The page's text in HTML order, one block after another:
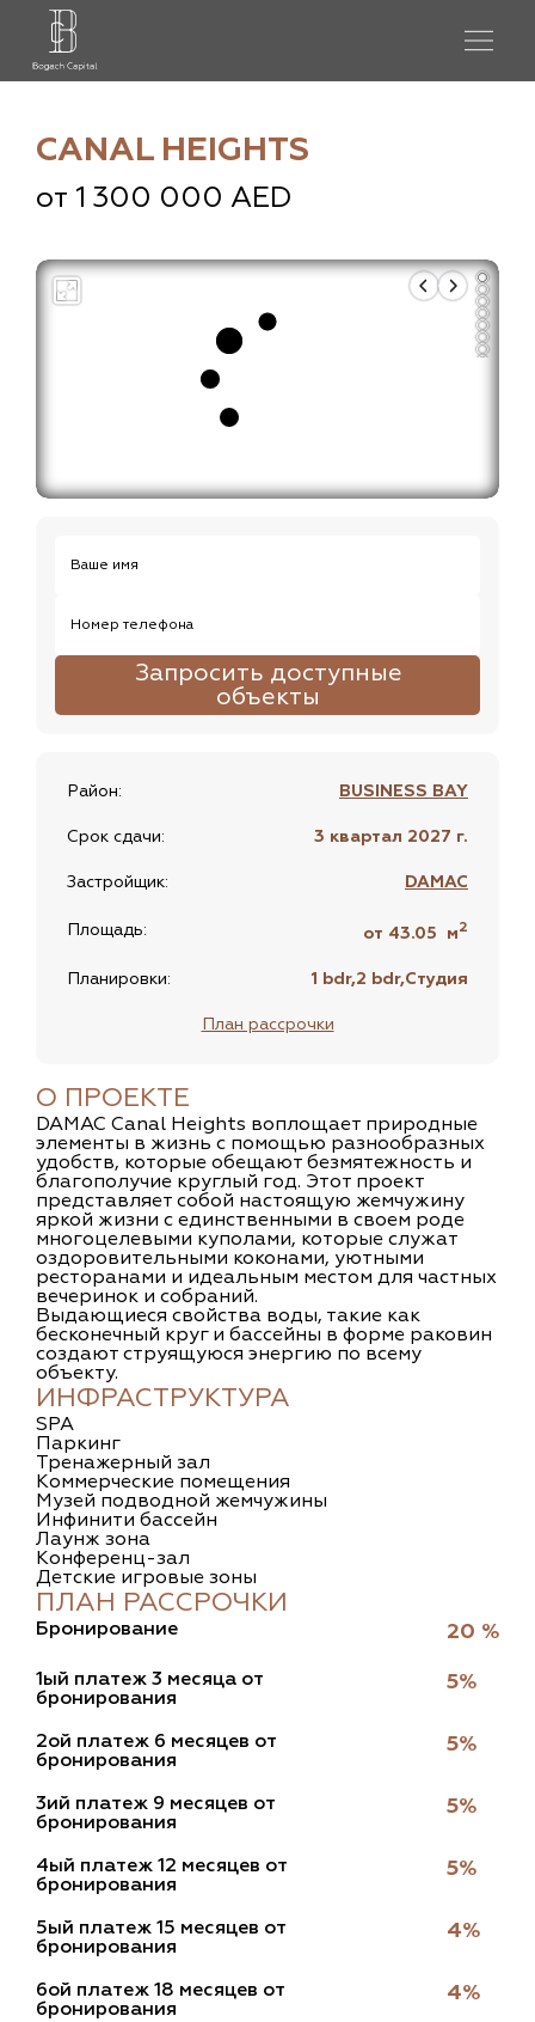
CANAL HEIGHTS
от 1 300 000 AED
Ваше имя
Номер телефона
Запросить доступные
объекты
О ПРОЕКТЕ
DAMAC Canal Heights воплощает природные
элементы в жизнь с помощью разнообразных
удобств, которые обещают безмятежность и
благополучие круглый год. Этот проект
представляет собой настоящую жемчужину
яркой жизни с единственными в своем роде
многоцелевыми куполами, которые служат
оздоровительными коконами, уютными
ресторанами и идеальным местом для частных
вечеринок и собраний.
Выдающиеся свойства воды, такие как
бесконечный круг и бассейны в форме раковин
создают струящуюся энергию по всему
объекту.
ИНФРАСТРУКТУРА
SPA
Паркинг
Тренажерный зал
Коммерческие помещения
Музей подводной жемчужины
Инфинити бассейн
Лаунж зона
Конференц-зал
Детские игровые зоны
ПЛАН РАССРОЧКИ
бронирование 20 %
1ый платеж 3 месяца от
бронирования
5%
2ой платеж 6 месяцев от
бронирования
5%
3ий платеж 9 месяцев от
бронирования
5%
4ый платеж 12 месяцев от
бронирования
5%
5ый платеж 15 месяцев от
бронирования
4%
6ой платеж 18 месяцев от
бронирования
4%
Район: BUSINESS BAY
Срок сдачи: 3 квартал 2027 г.
Застройщик: DAMAC
Площадь: от 43.05 м2
Планировки: 1 bdr,2 bdr,Студия
План рассрочки